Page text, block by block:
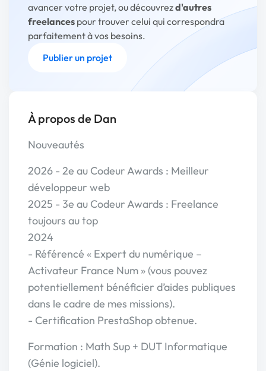
avancer votre projet, ou découvrezd'autres
freelances pour trouver celui qui correspondra
parfaitement à vos besoins.
Publier un projet
À propos de Dan
Nouveautés
2026 - 2e au Codeur Awards : Meilleur
développeur web
2025 - 3e au Codeur Awards : Freelance
toujours au top
2024
- Référencé « Expert du numérique –
Activateur France Num » (vous pouvez
potentiellement bénéficier d’aides publiques
dans le cadre de mes missions).
- Certification PrestaShop obtenue.
Formation : Math Sup + DUT Informatique
(Génie logiciel).